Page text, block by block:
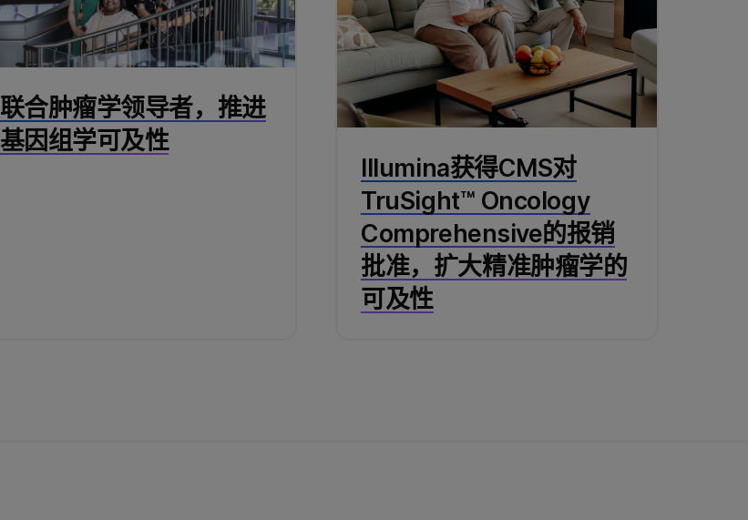
联合肿瘤学领导者，推进
基因组学可及性
Illumina获得CMS对
TruSight™ Oncology
Comprehensive的报销
批准，扩大精准肿瘤学的
可及性